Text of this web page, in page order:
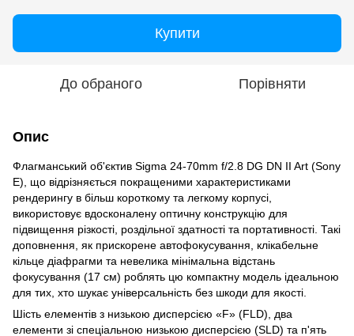
Купити
До обраного Порівняти
Опис
Флагманський об'єктив Sigma 24-70mm f/2.8 DG DN II Art (Sony
E), що відрізняється покращеними характеристиками
рендерингу в більш короткому та легкому корпусі,
використовує вдосконалену оптичну конструкцію для
підвищення різкості, роздільної здатності та портативності. Такі
доповнення, як прискорене автофокусування, клікабельне
кільце діафрагми та невелика мінімальна відстань
фокусування (17 см) роблять цю компактну модель ідеальною
для тих, хто шукає універсальність без шкоди для якості.
Шість елементів з низькою дисперсією «F» (FLD), два
елементи зі спеціальною низькою дисперсією (SLD) та п'ять